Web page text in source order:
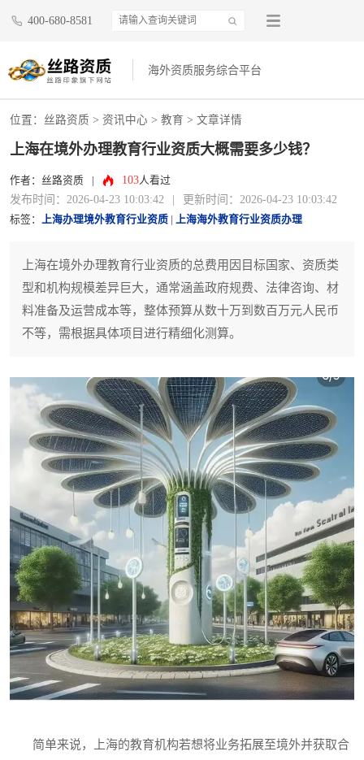
400-680-8581
海外资质服务综合平台
位置： 丝路资质 > 资讯中心 > 教育 > 文章详情
上海在境外办理教育行业资质大概需要多少钱？
作者：丝路资质 103人看过
发布时间：2026-04-23 10:03:42 更新时间：2026-04-23 10:03:42
标签： 上海办理境外教育行业资质 上海海外教育行业资质办理
上海在境外办理教育行业资质的总费用因目标国家、资质类
型和机构规模差异巨大，通常涵盖政府规费、法律咨询、材
料准备及运营成本等，整体预算从数十万到数百万元人民币
不等，需根据具体项目进行精细化测算。
简单来说，上海的教育机构若想将业务拓展至境外并获取合